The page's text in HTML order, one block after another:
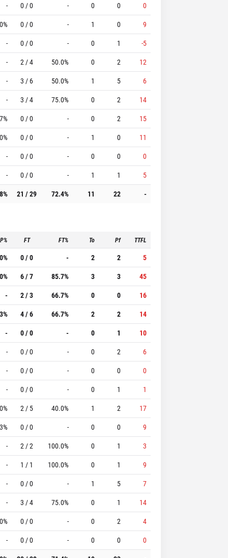
- 0 / 0 - 0 0
0
0 / 0 - 1 0
9
- 0 / 0 - 0 1
-5
- 2 / 4 50.0% 0 2
12
- 3 / 6 50.0% 1 5
6
- 3 / 4 75.0% 0 2
14
0 / 0 - 0 2
15
0 / 0 - 1 0
11
- 0 / 0 - 0 0
0
- 0 / 0 - 1 1
5
21 / 29 72.4% 11 22 -
FT FT% To Pf TTFL
0 / 0 - 2 2
5
6 / 7 85.7% 3 3
45
- 2 / 3 66.7% 0 0
16
4 / 6 66.7% 2 2
14
- 0 / 0 - 0 1
10
- 0 / 0 - 0 2
6
- 0 / 0 - 0 0
0
- 0 / 0 - 0 1
1
2 / 5 40.0% 1 2
17
0 / 0 - 0 0
9
- 2 / 2 100.0% 0 1
3
- 1 / 1 100.0% 0 1
9
- 0 / 0 - 1 5
7
- 3 / 4 75.0% 0 1
14
0 / 0 - 0 2
4
- 0 / 0 - 0 0
0